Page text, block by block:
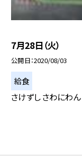
7月28日（火）
公開日 2020/08/03
給食
さけずし さわにわん